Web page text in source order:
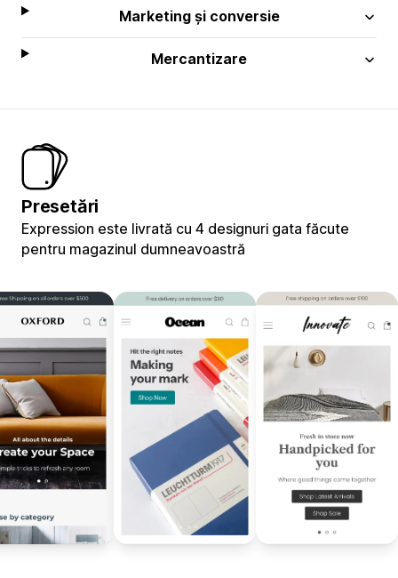
Marketing și conversie
Mercantizare
Presetări
Expression este livrată cu 4 designuri gata făcute
pentru magazinul dumneavoastră